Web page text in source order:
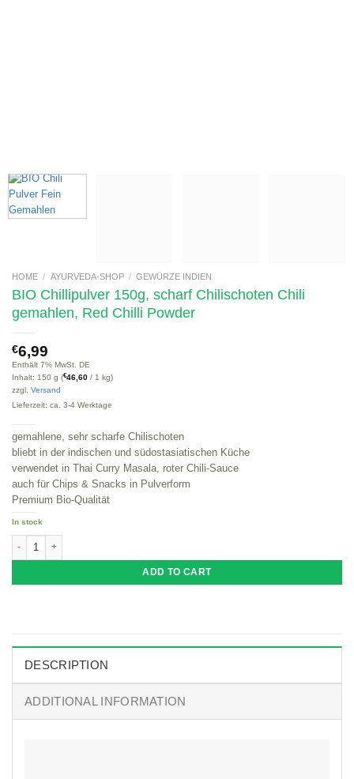
HOME / AYURVEDA-SHOP / GEWÜRZE INDIEN
BIO Chillipulver 150g, scharf Chilischoten Chili
gemahlen, Red Chilli Powder
€6,99
Enthält 7% MwSt. DE
Inhalt: 150 g (€46,60 / 1 kg)
zzgl. Versand
Lieferzeit: ca. 3-4 Werktage
gemahlene, sehr scharfe Chilischoten
bliebt in der indischen und südostasiatischen Küche
verwendet in Thai Curry Masala, roter Chili-Sauce
auch für Chips & Snacks in Pulverform
Premium Bio-Qualität
In stock
BIO Chillipulver 150g, scharf Chilischoten Chili gemahlen, Red Chilli Powder
ADD TO CART
DESCRIPTION
ADDITIONAL INFORMATION